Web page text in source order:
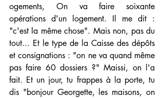
ogements, On va faire soixante
opérations d'un logement. Il me dit :
"c'est la même chose". Mais non, pas du
tout... Et le type de la Caisse des dépôts
et consignations : "on ne va quand même
pas faire 60 dossiers ?" Maissi, on l'a
fait. Et un jour, tu frappes à la porte, tu
dis "bonjour Georgette, les maisons, on